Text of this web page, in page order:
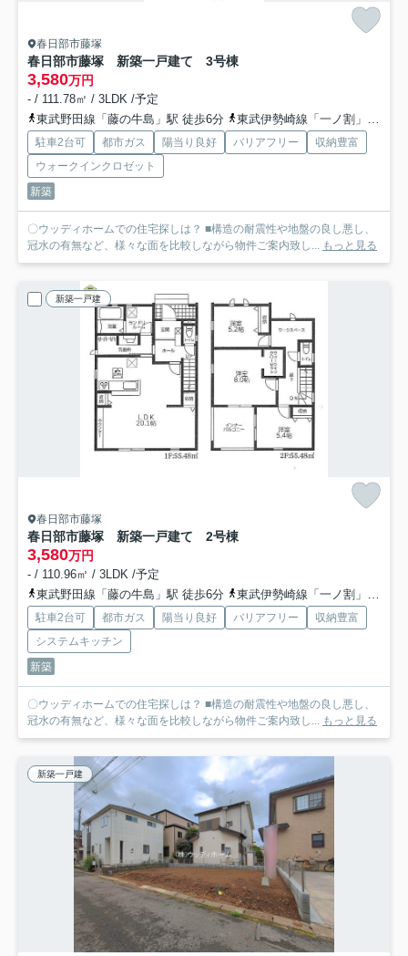
春日部市藤塚
春日部市藤塚 新築一戸建て 3号棟
3,580万円
- / 111.78㎡ / 3LDK /予定
東武野田線「藤の牛島」駅 徒歩6分
東武伊勢崎線「一ノ割」駅 徒歩33分
駐車2台可 都市ガス 陽当り良好 バリアフリー
収納豊富
ウォークインクロゼット
新築
〇ウッディホームでの住宅探しは？ ■構造の耐震性や地盤の良し悪し、
冠水の有無など、様々な面を比較しながら物件ご案内致し...
もっと見る
新築一戸建
春日部市藤塚
春日部市藤塚 新築一戸建て 2号棟
3,580万円
- / 110.96㎡ / 3LDK /予定
東武野田線「藤の牛島」駅 徒歩6分
東武伊勢崎線「一ノ割」駅 徒歩33分
駐車2台可 都市ガス 陽当り良好 バリアフリー
収納豊富
システムキッチン
新築
〇ウッディホームでの住宅探しは？ ■構造の耐震性や地盤の良し悪し、
冠水の有無など、様々な面を比較しながら物件ご案内致し...
もっと見る
新築一戸建